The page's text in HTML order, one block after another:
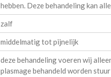
hebben. Deze behandeling kan
zalf
middelmatig tot pijnelijk
deze behandeling voeren wij
plasmage behandeld worden